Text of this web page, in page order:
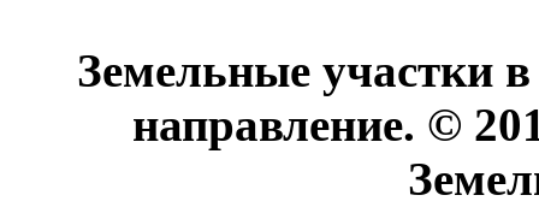
Земельные участки
направление. ©